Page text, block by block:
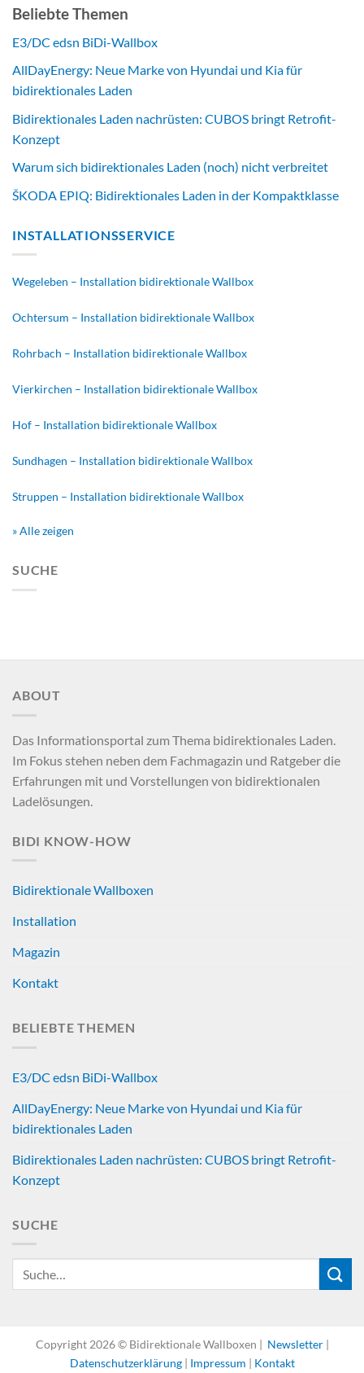
Beliebte Themen
E3/DC edsn BiDi-Wallbox
AllDayEnergy: Neue Marke von Hyundai und Kia für
bidirektionales Laden
Bidirektionales Laden nachrüsten: CUBOS bringt Retrofit-
Konzept
Warum sich bidirektionales Laden (noch) nicht verbreitet
ŠKODA EPIQ: Bidirektionales Laden in der Kompaktklasse
INSTALLATIONSSERVICE
Wegeleben – Installation bidirektionale Wallbox
Ochtersum – Installation bidirektionale Wallbox
Rohrbach – Installation bidirektionale Wallbox
Vierkirchen – Installation bidirektionale Wallbox
Hof – Installation bidirektionale Wallbox
Sundhagen – Installation bidirektionale Wallbox
Struppen – Installation bidirektionale Wallbox
» Alle zeigen
SUCHE
ABOUT
Das Informationsportal zum Thema bidirektionales Laden.
Im Fokus stehen neben dem Fachmagazin und Ratgeber die
Erfahrungen mit und Vorstellungen von bidirektionalen
Ladelösungen.
BIDI KNOW-HOW
Bidirektionale Wallboxen
Installation
Magazin
Kontakt
BELIEBTE THEMEN
E3/DC edsn BiDi-Wallbox
AllDayEnergy: Neue Marke von Hyundai und Kia für
bidirektionales Laden
Bidirektionales Laden nachrüsten: CUBOS bringt Retrofit-
Konzept
SUCHE
Copyright 2026 © Bidirektionale Wallboxen | Newsletter |
Datenschutzerklärung | Impressum | Kontakt